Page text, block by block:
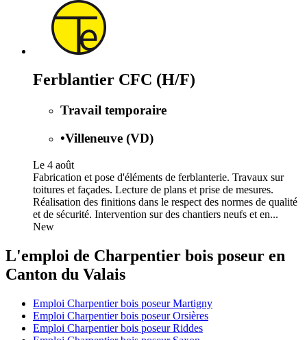
Ferblantier CFC (H/F)
Travail temporaire
•Villeneuve (VD)
Le 4 août
Fabrication et pose d'éléments de ferblanterie. Travaux sur
toitures et façades. Lecture de plans et prise de mesures.
Réalisation des finitions dans le respect des normes de qualité
et de sécurité. Intervention sur des chantiers neufs et en...
New
L'emploi de Charpentier bois poseur en
Canton du Valais
Emploi Charpentier bois poseur Martigny
Emploi Charpentier bois poseur Orsières
Emploi Charpentier bois poseur Riddes